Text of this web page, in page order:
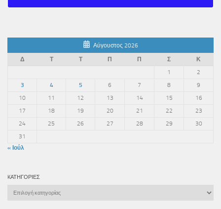
Αύγουστος 2026
Δ
Τ Τ Π Π Σ
Κ
1
2
3
4 5 6 7 8
9
10
11 12 13 14 15
16
17
18 19 20 21 22
23
24
25 26 27 28 29
30
31
« Ιούλ
KΑΤΗΓΟΡΊΕΣ
Kατηγορίες